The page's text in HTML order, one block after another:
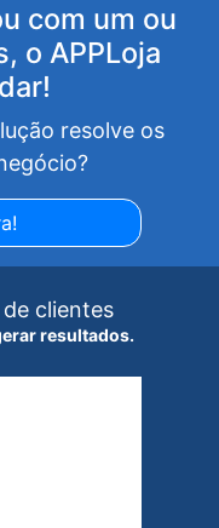
com um ou
o APPLoja
resolve os
clientes
resultados.